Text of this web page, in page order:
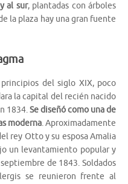
al sur, plantadas con árboles
la plaza hay una gran fuente
del siglo XIX, poco
la capital del recién nacido
1834.Se diseñó como una de
moderna. Aproximadamente
rey Otto y su esposa Amalia
un levantamiento popular y
de 1843. Soldados
se reunieron frente al